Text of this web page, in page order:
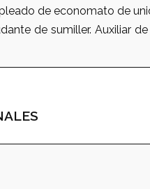
de economato de
de sumiller. Auxiliar